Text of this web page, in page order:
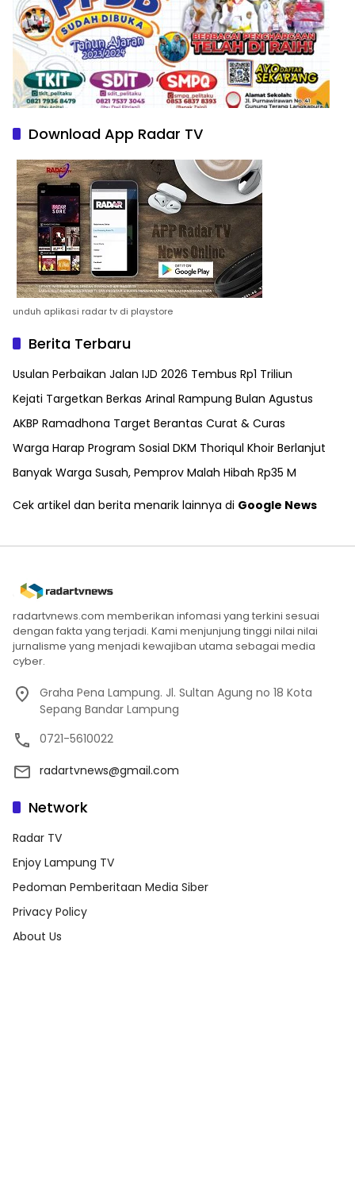
Download App Radar TV
unduh aplikasi radar tv di playstore
Berita Terbaru
Usulan Perbaikan Jalan IJD 2026 Tembus Rp1 Triliun
Kejati Targetkan Berkas Arinal Rampung Bulan Agustus
AKBP Ramadhona Target Berantas Curat & Curas
Warga Harap Program Sosial DKM Thoriqul Khoir Berlanjut
Banyak Warga Susah, Pemprov Malah Hibah Rp35 M
Cek artikel dan berita menarik lainnya di Google News
radartvnews.com memberikan infomasi yang terkini sesuai
dengan fakta yang terjadi. Kami menjunjung tinggi nilai nilai
jurnalisme yang menjadi kewajiban utama sebagai media
cyber.
Graha Pena Lampung. Jl. Sultan Agung no 18 Kota
Sepang Bandar Lampung
0721-5610022
radartvnews@gmail.com
Network
Radar TV
Enjoy Lampung TV
Pedoman Pemberitaan Media Siber
Privacy Policy
About Us